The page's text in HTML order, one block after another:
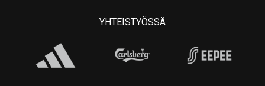
YHTEISTYÖSSÄ